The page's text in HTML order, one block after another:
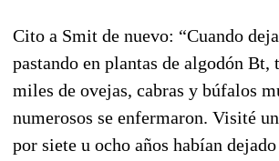
Cito a Smit de nuevo: “Cuando
pastando en plantas de algodón Bt,
miles de ovejas, cabras y búfalos
numerosos se enfermaron. Visité
por siete u ocho años habían